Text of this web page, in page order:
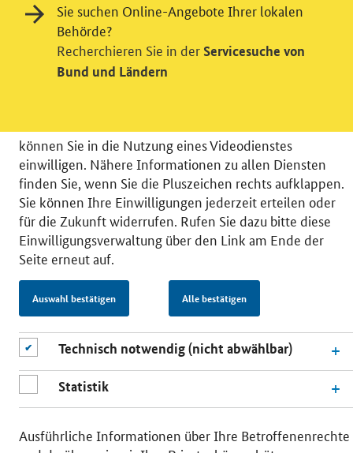
© 2026 Bundesministerium für Wirtschaft und Energie
RSS
Benutzerhinweise
Inhaltsverzeichnis
Impressum
Barrierefreiheit
Datenschutz
Einwilligungsverwaltung
Videodienst
Wir bitten Sie an dieser Stelle um Ihre Einwilligung für
verschiedene Zusatzdienste unserer Webseite: Wir
können Sie in die Nutzung eines Videodienstes
einwilligen. Nähere Informationen zu allen Diensten
finden Sie, wenn Sie die Pluszeichen rechts aufklappen.
Sie können Ihre Einwilligungen jederzeit erteilen oder
für die Zukunft widerrufen. Rufen Sie dazu bitte diese
Einwilligungsverwaltung über den Link am Ende der
Seite erneut auf.
Auswahl bestätigen Alle bestätigen
Technisch notwendig (nicht abwählbar)
Statistik
Ausführliche Informationen über Ihre Betroffenenrechte
Sie suchen Online-Angebote Ihrer lokalen
Behörde?
Recherchieren Sie in der Servicesuche von
Bund und Ländern